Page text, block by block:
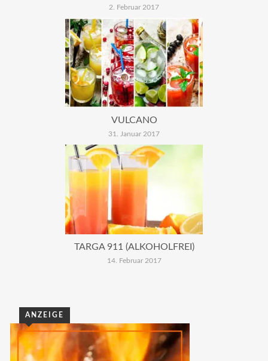
2. Februar 2017
VULCANO
31. Januar 2017
TARGA 911 (ALKOHOLFREI)
14. Februar 2017
ANZEIGE